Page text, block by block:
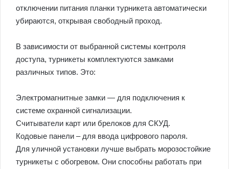
отключении питания планки турникета автоматически
убираются, открывая свободный проход.
В зависимости от выбранной системы контроля
доступа, турникеты комплектуются замками
различных типов. Это:
Электромагнитные замки — для подключения к
системе охранной сигнализации.
Считыватели карт или брелоков для СКУД.
Кодовые панели – для ввода цифрового пароля.
Для уличной установки лучше выбрать морозостойкие
турникеты с обогревом. Они способны работать при